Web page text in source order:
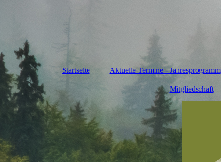
Startseite Aktuelle Termine - Jahresprogramm
Mitgliedschaft